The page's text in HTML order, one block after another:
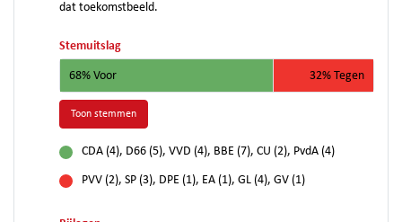
dat toekomstbeeld.
Stemuitslag
68% Voor 32% Tegen
Toon stemmen
CDA (4), D66 (5), VVD (4), BBE (7), CU (2), PvdA (4)
PVV (2), SP (3), DPE (1), EA (1), GL (4), GV (1)